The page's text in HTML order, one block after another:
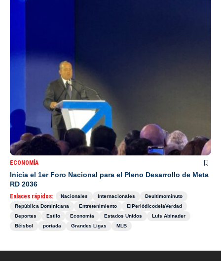
ECONOMÍA
Inicia el 1er Foro Nacional para el Pleno Desarrollo de Meta
RD 2036
Enlaces rápidos: Nacionales Internacionales
Deultimominuto
República Dominicana
Entretenimiento
ElPeriódicodelaVerdad
Deportes
Estilo Economía Estados Unidos
Luis Abinader
Béisbol
portada Grandes Ligas MLB